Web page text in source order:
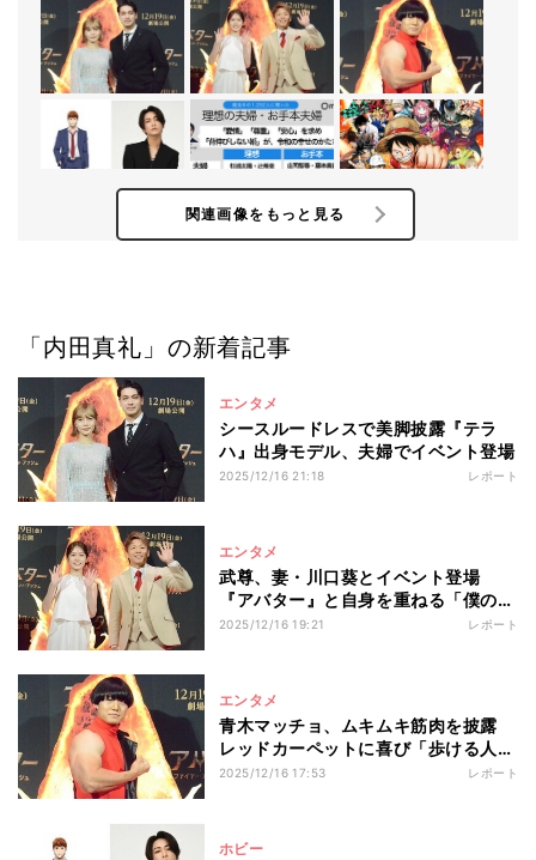
関連画像をもっと見る
「内田真礼」の新着記事
エンタメ
シースルードレスで美脚披露『テラ
ハ』出身モデル、夫婦でイベント登場
2025/12/16 21:18 レポート
エンタメ
武尊、妻・川口葵とイベント登場
『アバター』と自身を重ねる「僕の格
闘家としての第1章も…」
2025/12/16 19:21 レポート
エンタメ
青木マッチョ、ムキムキ筋肉を披露
レッドカーペットに喜び「歩ける人生
だと…」
2025/12/16 17:53 レポート
ホビー